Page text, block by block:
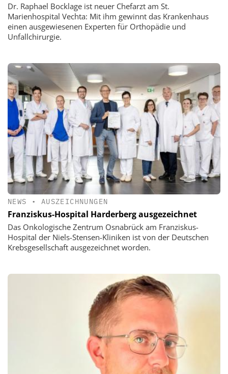
Dr. Raphael Bocklage ist neuer Chefarzt am St.
Marienhospital Vechta: Mit ihm gewinnt das Krankenhaus
einen ausgewiesenen Experten für Orthopädie und
Unfallchirurgie.
NEWS • AUSZEICHNUNGEN
Franziskus-Hospital Harderberg ausgezeichnet
Das Onkologische Zentrum Osnabrück am Franziskus-
Hospital der Niels-Stensen-Kliniken ist von der Deutschen
Krebsgesellschaft ausgezeichnet worden.